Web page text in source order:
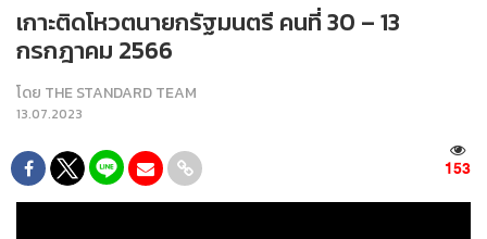
เกาะติดโหวตนายกรัฐมนตรี​ คนที่ 30 – 13
กรกฎาคม​ 2566
โดย THE STANDARD TEAM
13.07.2023
153